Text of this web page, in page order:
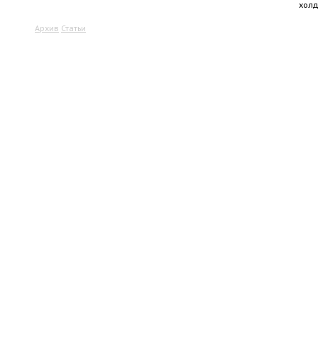
Архив Статьи